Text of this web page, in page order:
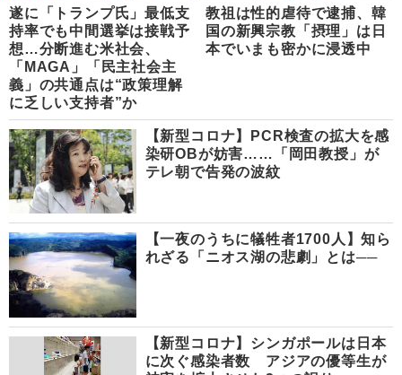
遂に「トランプ氏」最低支
持率でも中間選挙は接戦予
想…分断進む米社会、
「MAGA」「民主社会主
義」の共通点は“政策理解
に乏しい支持者”か
教祖は性的虐待で逮捕、韓
国の新興宗教「摂理」は日
本でいまも密かに浸透中
【新型コロナ】PCR検査の拡大を感
染研OBが妨害……「岡田教授」が
テレ朝で告発の波紋
【一夜のうちに犠牲者1700人】知ら
れざる「ニオス湖の悲劇」とは──
【新型コロナ】シンガポールは日本
に次ぐ感染者数 アジアの優等生が